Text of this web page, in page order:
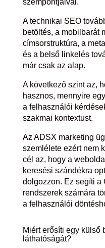
szempontjaival.
A technikai SEO
betöltés, a mobilbarát
címsorstruktúra, a
és a belső linkelés
már csak az alap.
A következő szint az,
hasznos, mennyire
a felhasználói
szakmai kontextust.
Az ADSX marketing
szemlélete ezért nem
cél az, hogy a
keresési szándékra
dolgozzon. Ez segíti a
rendszerek számára
a felhasználói
Miért erősíti egy külső
láthatóságát?